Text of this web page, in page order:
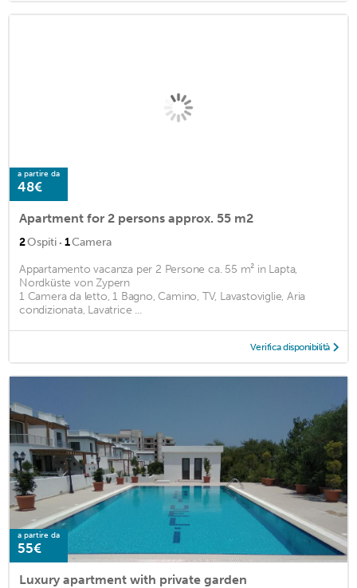
a partire da
48€
Apartment for 2 persons approx. 55 m2
2Ospiti · 1Camera
Appartamento vacanza per 2 Persone ca. 55 m² in Lapta,
Nordküste von Zypern
1 Camera da letto, 1 Bagno, Camino, TV, Lavastoviglie, Aria
condizionata, Lavatrice ...
Verifica disponibilità
a partire da
55€
Luxury apartment with private garden